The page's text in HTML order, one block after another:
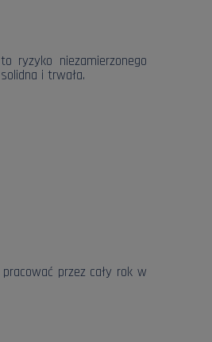
ryzyko niezamierzonego
i trwała.
przez cały rok w